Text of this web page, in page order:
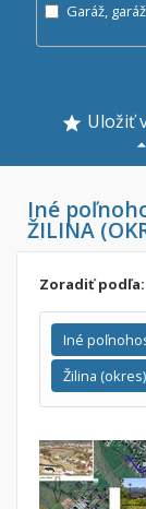
Uložiť
Iné
ŽILINA
Zoradiť podľa:
Iné
Žilina (okres)